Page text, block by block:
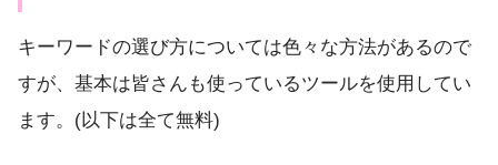
キーワードの選び方については色々な方法があるので
すが、基本は皆さんも使っているツールを使用してい
ます。(以下は全て無料)